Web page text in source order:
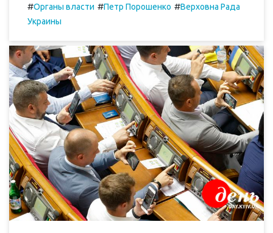
#Органы власти #Петр Порошенко #Верховна Рада
Украины